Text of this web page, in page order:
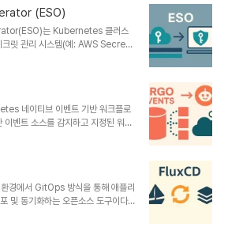
도 안전하게 관리할 수 있습니다.1.
공개 키 기반 암호화를 통해 Git에
Secret 관리 방식Bitnami 개
를 위한 안전한 시크릿 저장
하게 함적용 대상API 키, 데이터베
(ESO)
는 Kubernetes 클러스
크릿 관리 시스템(예: AWS Secrets
Key Vault 등)과 연동할
직접 저장하지 않고 외부 시스템
집중 관리와 보안 수준을 높일 수
용 비고 정의외부 시크릿 저장소와
는 오퍼레이터CNCF 오픈소스 프
앙화 관리 및 배포 자동화
네이티브 이벤트 기반 워크플로
벤트 소스를 감지하고 지정된 워크
Workflows, Argo CD와 통합
이벤트 소스(Event Source), 센
등을 활용하여 Kubernetes
이션을 구현할 수 있도록 설계된 오
프로젝트로, 클라우드 네
처리 역할을 수행한다.2. 특징 구분
에서 GitOps 방식을 통해 애플리
및 동기화하는 오픈소스 도구이다.
Source of Truth)으로 삼아,